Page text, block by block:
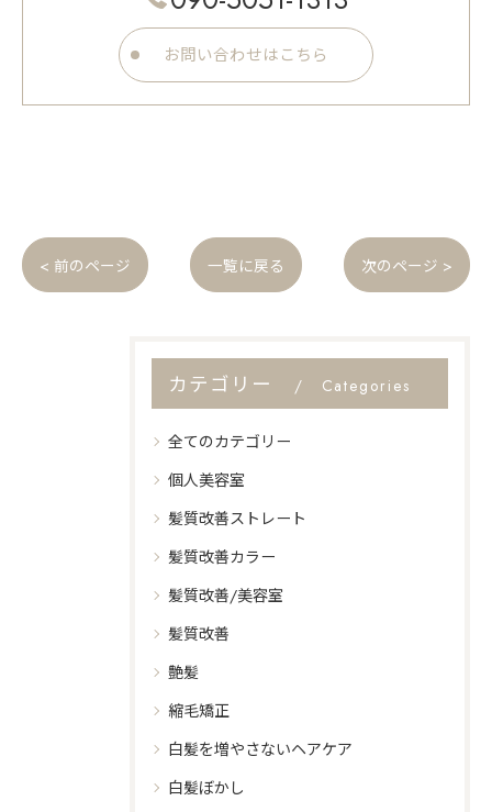
お問い合わせはこちら
< 前のページ 一覧に戻る 次のページ >
カテゴリー Categories
全てのカテゴリー
個人美容室
髪質改善ストレート
髪質改善カラー
髪質改善/美容室
髪質改善
艶髪
縮毛矯正
白髪を増やさないヘアケア
白髪ぼかし